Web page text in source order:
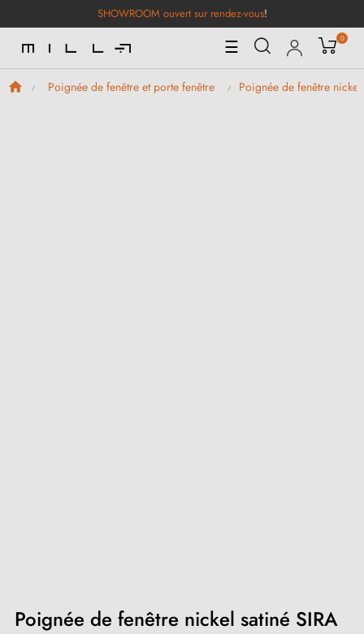
SHOWROOM ouvert sur rendez-vous!
Basculer
la
navigation
☰ 0
Poignée de fenêtre et porte fenêtre Poignée de fenêtre nickel
Poignée de fenêtre nickel satiné SIRA